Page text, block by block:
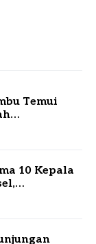
Temui
10 Kepala
dan